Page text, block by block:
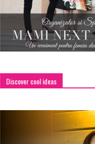
Discover cool ideas